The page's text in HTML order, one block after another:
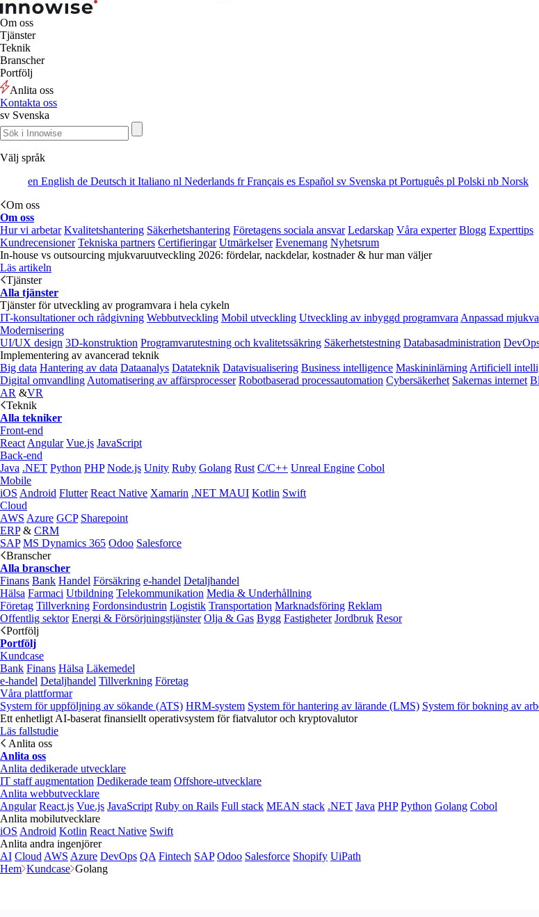
Om oss
Tjänster
Teknik
Branscher
Portfölj
Anlita oss
Kontakta oss
sv Svenska
Välj språk
en English de Deutsch it Italiano nl Nederlands frFrançais es Español sv Svenska pt Português pl Polski nb Norsk
Om oss
Om oss
Hur vi arbetar Kvalitetshantering Säkerhetshantering Företagens sociala ansvar Ledarskap Våra experter Blogg Experttips
Kundrecensioner Tekniska partners Certifieringar Utmärkelser Evenemang Nyhetsrum
In-house vs outsourcing mjukvaruutveckling 2026: fördelar, nackdelar, kostnader & hur man väljer
Läs artikeln
Tjänster
Alla tjänster
Tjänster för utveckling av programvara i hela cykeln
IT-konsultationer och rådgivning Webbutveckling Mobil utveckling Utveckling av inbyggd programvara Anpassad
Modernisering
UI/UX design 3D-konstruktion Programvarutestning och kvalitetssäkring Säkerhetstestning Databasadministration
Implementering av avancerad teknik
Big data Hantering av data Dataanalys Datateknik Datavisualisering Business intelligence Maskininlärning Artificiell
Digital omvandling Automatisering av affärsprocesser Robotbaserad processautomation Cybersäkerhet Sakernas internet
AR &VR
Teknik
Alla tekniker
Front-end
React Angular Vue.js JavaScript
Back-end
Java .NET Python PHP Node.js Unity Ruby Golang Rust C/C++ Unreal Engine Cobol
Mobile
iOS Android Flutter React Native Xamarin .NET MAUI Kotlin Swift
Cloud
AWS Azure GCP Sharepoint
ERP& CRM
SAP MS Dynamics 365 Odoo Salesforce
Branscher
Alla branscher
Finans Bank Handel Försäkring e‑handel Detaljhandel
Hälsa Farmaci Utbildning Telekommunikation Media & Underhållning
Företag Tillverkning Fordonsindustrin Logistik Transportation Marknadsföring Reklam
Offentlig sektor Energi & Försörjningstjänster Olja & Gas Bygg Fastigheter Jordbruk Resor
Portfölj
Portfölj
Kundcase
Bank Finans Hälsa Läkemedel
e‑handel Detaljhandel Tillverkning Företag
Våra plattformar
System för uppföljning av sökande (ATS) HRM-system System för hantering av lärande (LMS) System för bokning av
Ett enhetligt AI-baserat finansiellt operativsystem för fiatvalutor och kryptovalutor
Läs fallstudie
Anlita oss
Anlita oss
Anlita dedikerade utvecklare
IT staff augmentation Dedikerade team Offshore-utvecklare
Anlita webbutvecklare
Angular React.js Vue.js JavaScript Ruby on Rails Full stack MEAN stack .NET Java PHP Python Golang Cobol
Anlita mobilutvecklare
iOS Android Kotlin React Native Swift
Anlita andra ingenjörer
AI Cloud AWS Azure DevOps QA Fintech SAP Odoo Salesforce Shopify UiPath
Hem Kundcase Golang